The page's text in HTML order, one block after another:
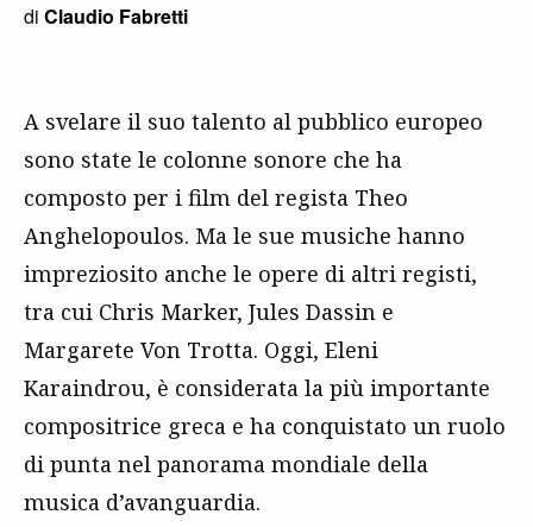
di Claudio Fabretti
A svelare il suo talento al pubblico europeo
sono state le colonne sonore che ha
composto per i film del regista Theo
Anghelopoulos. Ma le sue musiche hanno
impreziosito anche le opere di altri registi,
tra cui Chris Marker, Jules Dassin e
Margarete Von Trotta. Oggi, Eleni
Karaindrou, è considerata la più importante
compositrice greca e ha conquistato un ruolo
di punta nel panorama mondiale della
musica d’avanguardia.